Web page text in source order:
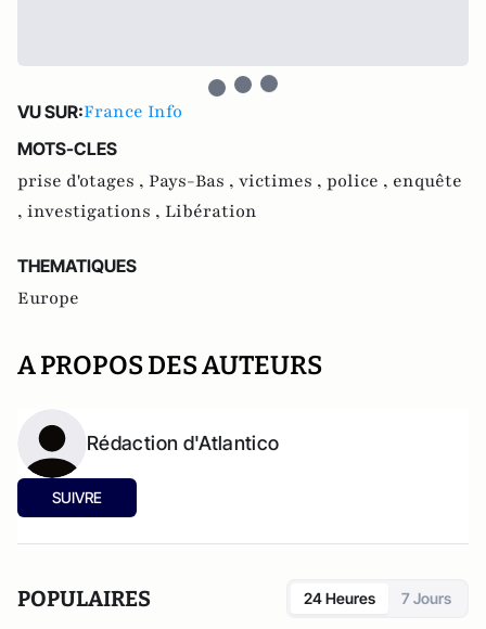
VU SUR:France Info
MOTS-CLES
prise d'otages , Pays-Bas , victimes , police , enquête
, investigations , Libération
THEMATIQUES
Europe
A PROPOS DES AUTEURS
Rédaction d'Atlantico
SUIVRE
POPULAIRES 24 Heures 7 Jours